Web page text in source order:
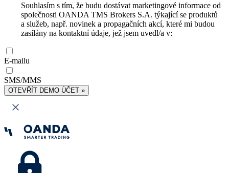
Souhlasím s tím, že budu dostávat marketingové informace od
společnosti OANDA TMS Brokers S.A. týkající se produktů
a služeb, např. novinek a propagačních akcí, které mi budou
zasílány na kontaktní údaje, jež jsem uvedl/a v:
E-mailu
SMS/MMS
OTEVŘÍT DEMO ÚČET »